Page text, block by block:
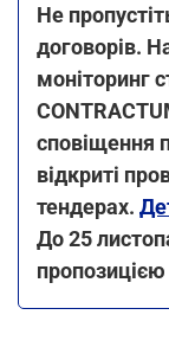
Не
договорів.
моніторинг
сповіщення
відкриті
тендерах.
До 25
пропозицією